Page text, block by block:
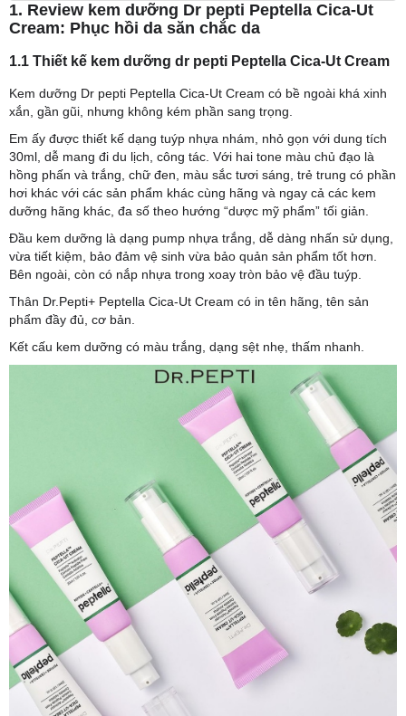
1. Review kem dưỡng Dr pepti Peptella Cica-Ut
Cream: Phục hồi da săn chắc da
1.1 Thiết kế kem dưỡng dr pepti Peptella Cica-Ut Cream
Kem dưỡng Dr pepti Peptella Cica-Ut Cream có bề ngoài khá xinh
xắn, gần gũi, nhưng không kém phần sang trọng.
Em ấy được thiết kế dạng tuýp nhựa nhám, nhỏ gọn với dung tích
30ml, dễ mang đi du lịch, công tác. Với hai tone màu chủ đạo là
hồng phấn và trắng, chữ đen, màu sắc tươi sáng, trẻ trung có phần
hơi khác với các sản phẩm khác cùng hãng và ngay cả các kem
dưỡng hãng khác, đa số theo hướng “dược mỹ phẩm” tối giản.
Đầu kem dưỡng là dạng pump nhựa trắng, dễ dàng nhấn sử dụng,
vừa tiết kiệm, bảo đảm vệ sinh vừa bảo quản sản phẩm tốt hơn.
Bên ngoài, còn có nắp nhựa trong xoay tròn bảo vệ đầu tuýp.
Thân Dr.Pepti+ Peptella Cica-Ut Cream có in tên hãng, tên sản
phẩm đầy đủ, cơ bản.
Kết cấu kem dưỡng có màu trắng, dạng sệt nhẹ, thấm nhanh.